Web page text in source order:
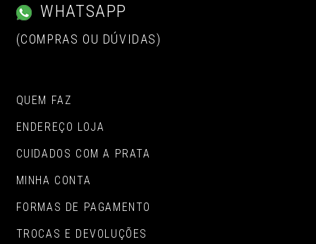
WHATSAPP
(COMPRAS OU DÚVIDAS)
QUEM FAZ
ENDEREÇO LOJA
CUIDADOS COM A PRATA
MINHA CONTA
FORMAS DE PAGAMENTO
TROCAS E DEVOLUÇÕES